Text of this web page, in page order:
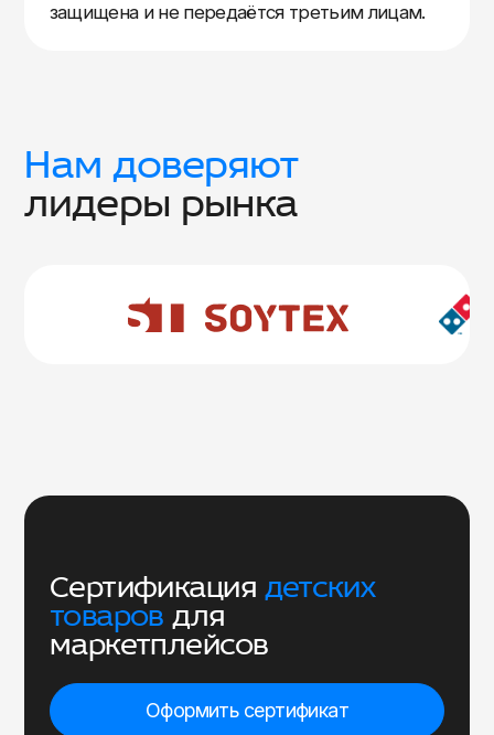
защищена и не передаётся третьим лицам.
Нам доверяют
лидеры рынка
Cертификация детских
товаров для
маркетплейсов
Оформить сертификат